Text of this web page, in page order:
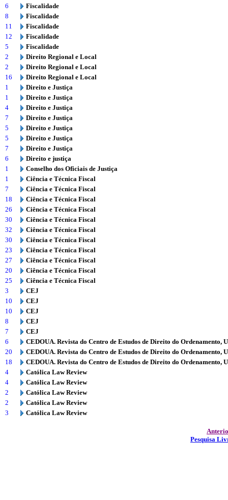
6
Fiscalidade
8
Fiscalidade
11
Fiscalidade
12
Fiscalidade
5
Fiscalidade
2
Direito Regional e Local
2
Direito Regional e Local
16
Direito Regional e Local
1
Direito e Justiça
1
Direito e Justiça
4
Direito e Justiça
7
Direito e Justiça
5
Direito e Justiça
5
Direito e Justiça
7
Direito e Justiça
6
Direito e justiça
1
Conselho dos Oficiais de Justiça
1
Ciência e Técnica Fiscal
7
Ciência e Técnica Fiscal
18
Ciência e Técnica Fiscal
26
Ciência e Técnica Fiscal
30
Ciência e Técnica Fiscal
32
Ciência e Técnica Fiscal
30
Ciência e Técnica Fiscal
23
Ciência e Técnica Fiscal
27
Ciência e Técnica Fiscal
20
Ciência e Técnica Fiscal
25
Ciência e Técnica Fiscal
3
CEJ
10
CEJ
10
CEJ
8
CEJ
7
CEJ
6
CEDOUA. Revista do Centro de Estudos de Direito do Ordenamento,
20
CEDOUA. Revista do Centro de Estudos de Direito do Ordenamento,
18
CEDOUA. Revista do Centro de Estudos de Direito do Ordenamento,
4
Católica Law Review
4
Católica Law Review
2
Católica Law Review
2
Católica Law Review
3
Católica Law Review
Pesquisa